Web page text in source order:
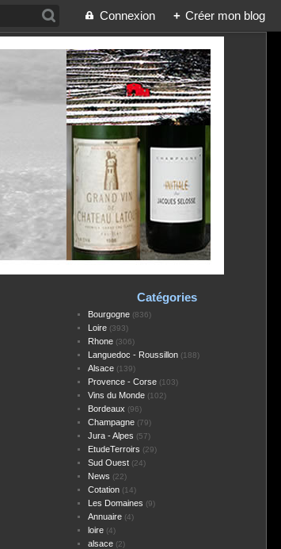
Connexion + Créer mon blog
Catégories
Bourgogne(836)
Loire(393)
Rhone(306)
Languedoc - Roussillon(188)
Alsace(139)
Provence - Corse(103)
Vins du Monde(102)
Bordeaux (96)
Champagne(79)
Jura - Alpes (57)
EtudeTerroirs (29)
Sud Ouest(24)
News (22)
Cotation(14)
Les Domaines (9)
Annuaire(4)
loire(4)
alsace(2)